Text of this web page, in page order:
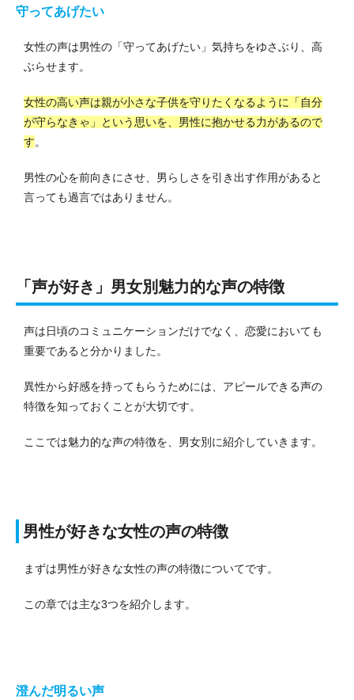
守ってあげたい
女性の声は男性の「守ってあげたい」気持ちをゆさぶり、高
ぶらせます。
女性の高い声は親が小さな子供を守りたくなるように「自分
が守らなきゃ」という思いを、男性に抱かせる力があるので
す。
男性の心を前向きにさせ、男らしさを引き出す作用があると
言っても過言ではありません。
「声が好き」男女別魅力的な声の特徴
声は日頃のコミュニケーションだけでなく、恋愛においても
重要であると分かりました。
異性から好感を持ってもらうためには、アピールできる声の
特徴を知っておくことが大切です。
ここでは魅力的な声の特徴を、男女別に紹介していきます。
男性が好きな女性の声の特徴
まずは男性が好きな女性の声の特徴についてです。
この章では主な3つを紹介します。
澄んだ明るい声